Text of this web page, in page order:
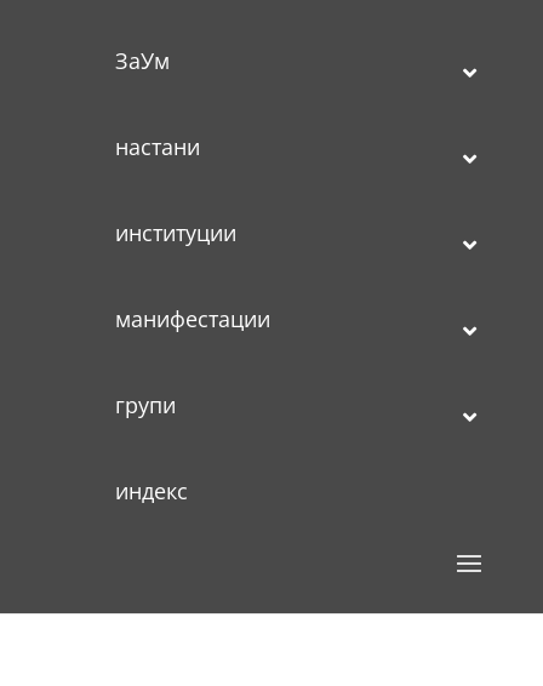
ЗаУм
настани
институции
манифестации
групи
индекс